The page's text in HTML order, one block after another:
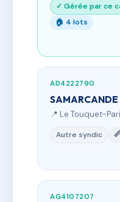
✓ Gérée par ce
🏠 4 lots
AD4222790
SAMARCANDE
📍 Le Touquet-
Autre syndic
AG4107207